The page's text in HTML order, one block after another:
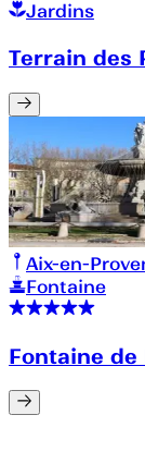
Jardins
Terrain des
Aix-en-
Fontaine
Fontaine de